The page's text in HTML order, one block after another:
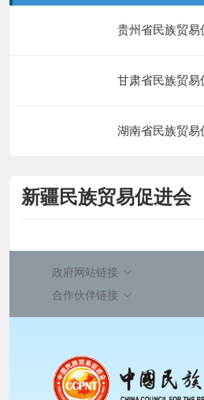
贵州省民族贸易
甘肃省民族贸易
湖南省民族贸易
新疆民族贸易促进会
政府网站链接
合作伙伴链接